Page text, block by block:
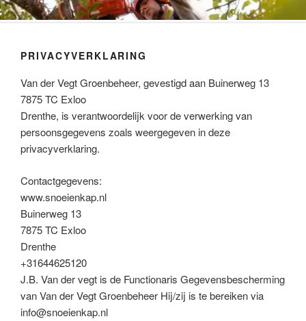
Ga
naar
inhoud
VAN DER VEGT GROENBEHEER
PRIVACYVERKLARING
Van der Vegt Groenbeheer, gevestigd aan Buinerweg 13
7875 TC Exloo
Drenthe, is verantwoordelijk voor de verwerking van
persoonsgegevens zoals weergegeven in deze
privacyverklaring.
Contactgegevens:
www.snoeienkap.nl
Buinerweg 13
7875 TC Exloo
Drenthe
+31644625120
J.B. Van der vegt is de Functionaris Gegevensbescherming
van Van der Vegt Groenbeheer Hij/zij is te bereiken via
info@snoeienkap.nl